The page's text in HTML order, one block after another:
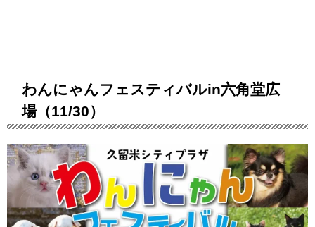
わんにゃんフェスティバルin六角堂広
場（11/30）